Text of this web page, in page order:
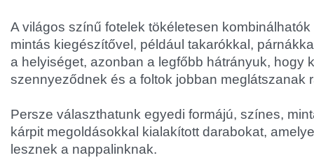
A világos színű fotelek tökéletesen
mintás kiegészítővel, például takarókkal,
a helyiséget, azonban a legfőbb hátrányuk, hogy
szennyeződnek és a foltok jobban meglátszanak
Persze választhatunk egyedi formájú, színes,
kárpit megoldásokkal kialakított darabokat,
lesznek a nappalinknak.